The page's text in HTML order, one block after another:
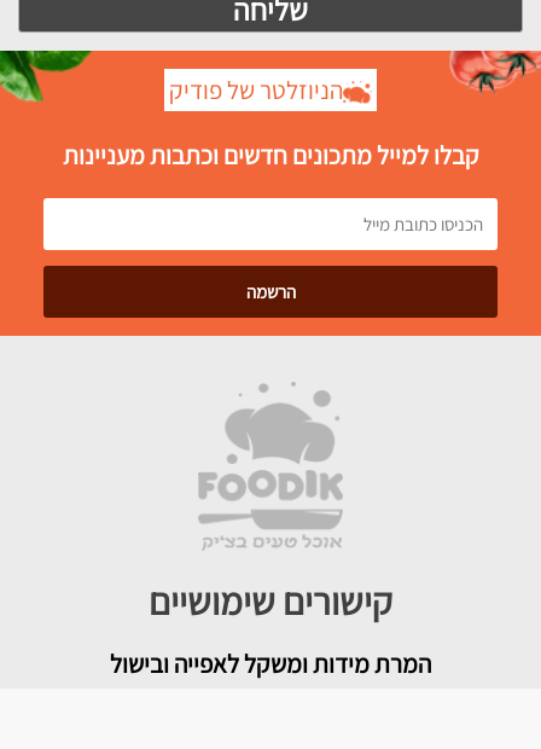
הניוזלטר של פודיק
קבלו למייל מתכונים חדשים וכתבות מעניינות
קישורים שימושיים
המרת מידות ומשקל לאפייה ובישול